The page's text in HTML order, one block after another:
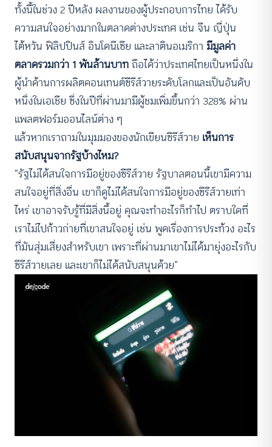
ทั้งนี้ในช่วง 2 ปีหลัง ผลงานของผู้ประกอบการไทย ได้รับ
ความสนใจอย่างมากในตลาดต่างประเทศ เช่น จีน ญี่ปุ่น
ไต้หวัน ฟิลิปปินส์ อินโดนีเซีย และลาตินอเมริกา มีมูลค่า
ตลาดรวมกว่า 1 พันล้านบาทถือได้ว่าประเทศไทยเป็นหนึ่งใน
ผู้นำด้านการผลิตคอนเทนต์ซีรีส์วายระดับโลกและเป็นอันดับ
หนึ่งในเอเชีย ซึ่งในปีที่ผ่านมามีผู้ชมเพิ่มขึ้นกว่า 328% ผ่าน
แพลตฟอร์มออนไลน์ต่าง ๆ
แล้วหากเราถามในมุมมองของนักเขียนซีรีส์วาย เห็นการ
สนับสนุนจากรัฐบ้างไหม?
“รัฐไม่ได้สนใจการมีอยู่ของซีรีส์วาย รัฐบาลตอนนี้เขามีความ
สนใจอยู่ที่สิ่งอื่น เขาก็ดูไม่ได้สนใจการมีอยู่ของซีรีส์วายเท่า
ไหร่ เขาอาจรับรู้ที่มีสิ่งนี้อยู่ คุณจะทำอะไรก็ทำไป ตราบใดที่
เราไม่ไปก้าวก่ายที่เขาสนใจอยู่ เช่น พูดเรื่องการประท้วง อะไร
ที่มันสุ่มเสี่ยงสำหรับเขา เพราะที่ผ่านมาเขาไม่ได้มายุ่งอะไรกับ
ซีรีส์วายเลย และเขาก็ไม่ได้สนับสนุนด้วย”